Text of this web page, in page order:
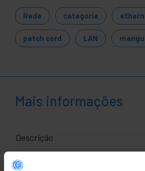
Rede categoria
patch cord LAN
Mais informações
Descrição
Carretel de cabo de rede flexível